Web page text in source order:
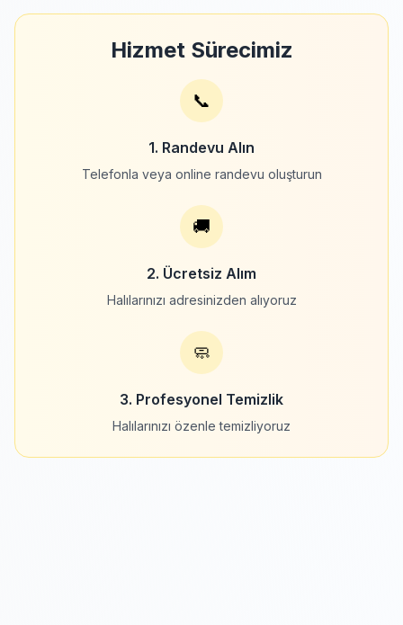
Hizmet Sürecimiz
📞
1. Randevu Alın
Telefonla veya online randevu oluşturun
🚚
2. Ücretsiz Alım
Halılarınızı adresinizden alıyoruz
🧼
3. Profesyonel Temizlik
Halılarınızı özenle temizliyoruz